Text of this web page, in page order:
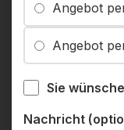
Angebot
Angebot
Sie
Nachricht